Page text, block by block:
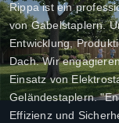
Rippa ist ein
von Gabelstaplern.
Entwicklung,
Dach. Wir
Einsatz von
Geländestaplern.
Effizienz und